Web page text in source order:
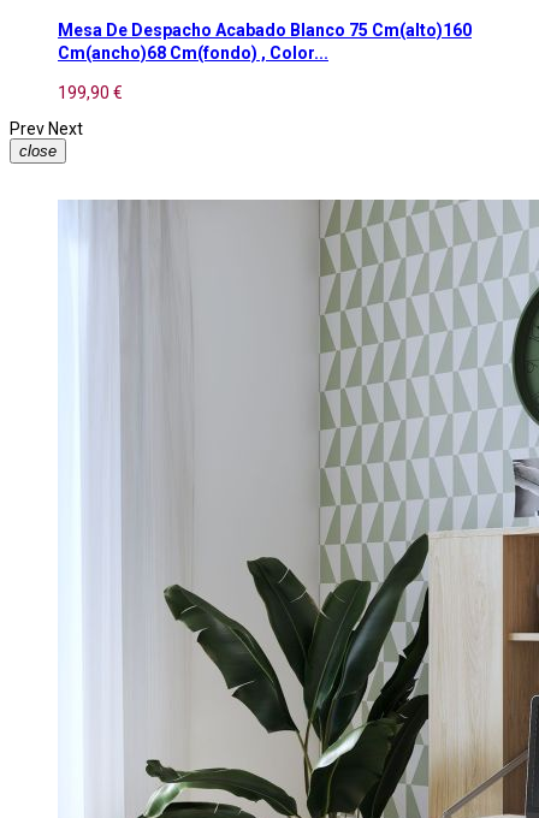
Mesa De Despacho Acabado Blanco 75 Cm(alto)160
Cm(ancho)68 Cm(fondo) , Color...
199,90 €
Prev Next
close